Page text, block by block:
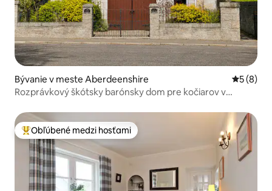
Bývanie v meste Aberdeenshire
5 (8)
Rozprávkový škótsky barónsky dom pre kočiarov v
Najobľúbenejšie medzi hosťami
Obľúbené medzi hosťami